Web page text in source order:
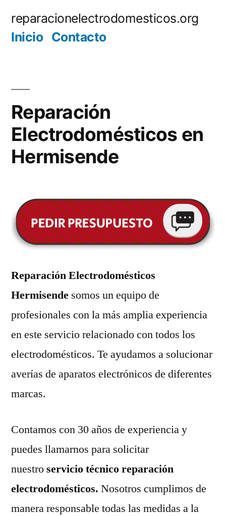
reparacionelectrodomesticos.org
Inicio Contacto
Reparación
Electrodomésticos en
Hermisende
Reparación Electrodomésticos
Hermisende somos un equipo de
profesionales con la más amplia experiencia
en este servicio relacionado con todos los
electrodomésticos. Te ayudamos a solucionar
averías de aparatos electrónicos de diferentes
marcas.
Contamos con 30 años de experiencia y
puedes llamarnos para solicitar
nuestroservicio técnico reparación
electrodomésticos. Nosotros cumplimos de
manera responsable todas las medidas a la